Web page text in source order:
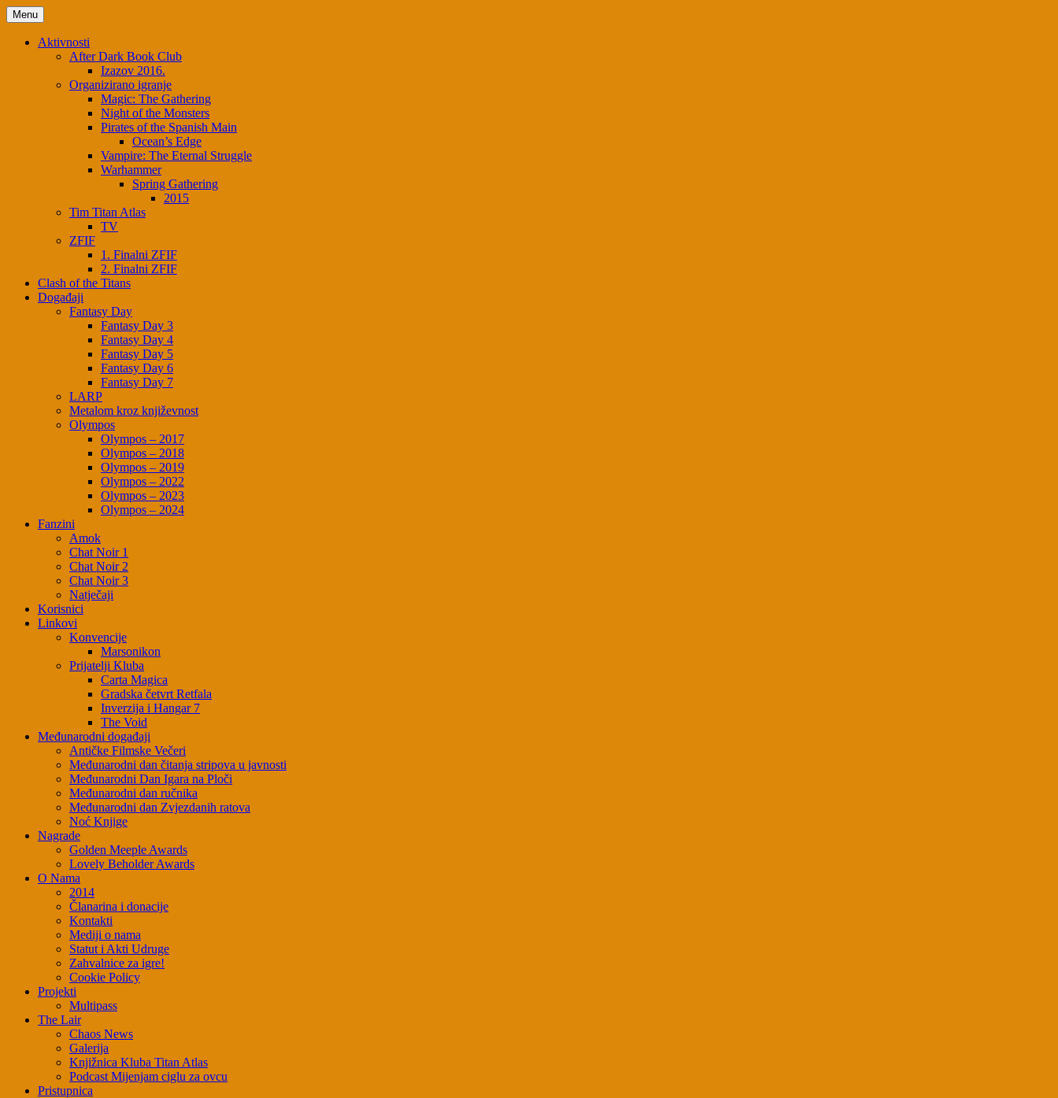
Skip
to
content
Menu
Aktivnosti
After Dark Book Club
Izazov 2016.
Organizirano igranje
Magic: The Gathering
Night of the Monsters
Pirates of the Spanish Main
Ocean’s Edge
Vampire: The Eternal Struggle
Warhammer
Spring Gathering
2015
Tim Titan Atlas
TV
ZFIF
1. Finalni ZFIF
2. Finalni ZFIF
Clash of the Titans
Događaji
Fantasy Day
Fantasy Day 3
Fantasy Day 4
Fantasy Day 5
Fantasy Day 6
Fantasy Day 7
LARP
Metalom kroz književnost
Olympos
Olympos – 2017
Olympos – 2018
Olympos – 2019
Olympos – 2022
Olympos – 2023
Olympos – 2024
Fanzini
Amok
Chat Noir 1
Chat Noir 2
Chat Noir 3
Natječaji
Korisnici
Linkovi
Konvencije
Marsonikon
Prijatelji Kluba
Carta Magica
Gradska četvrt Retfala
Inverzija i Hangar 7
The Void
Međunarodni događaji
Antičke Filmske Večeri
Međunarodni dan čitanja stripova u javnosti
Međunarodni Dan Igara na Ploči
Međunarodni dan ručnika
Međunarodni dan Zvjezdanih ratova
Noć Knjige
Nagrade
Golden Meeple Awards
Lovely Beholder Awards
O Nama
2014
Članarina i donacije
Kontakti
Mediji o nama
Statut i Akti Udruge
Zahvalnice za igre!
Cookie Policy
Projekti
Multipass
The Lair
Chaos News
Galerija
Knjižnica Kluba Titan Atlas
Podcast Mijenjam ciglu za ovcu
Pristupnica